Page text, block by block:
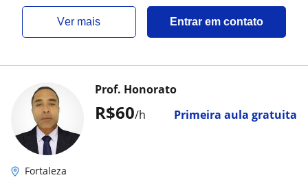
ver mais Entrar em contato
R$60/h Primeira aula gratuita
Prof. Honorato
Fortaleza